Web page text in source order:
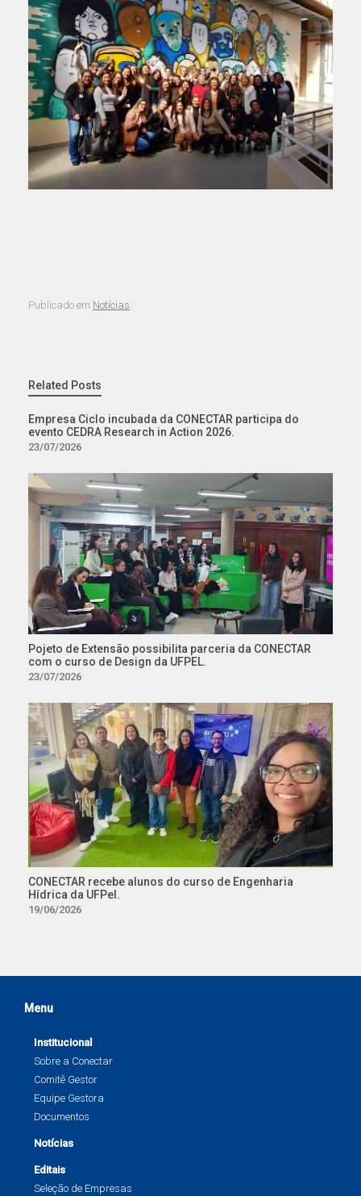
Publicado em Notícias.
Related Posts
Empresa Ciclo incubada da CONECTAR participa do
evento CEDRA Research in Action 2026.
23/07/2026
Pojeto de Extensão possibilita parceria da CONECTAR
com o curso de Design da UFPEL.
23/07/2026
CONECTAR recebe alunos do curso de Engenharia
Hídrica da UFPel.
19/06/2026
Menu
Institucional
Sobre a Conectar
Comitê Gestor
Equipe Gestora
Documentos
Notícias
Editais
Seleção de Empresas